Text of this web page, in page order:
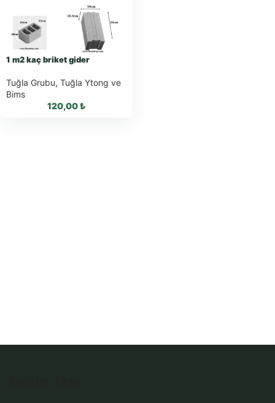
1 m2 kaç briket gider
Tuğla Grubu, Tuğla Ytong ve
Bims
120,00₺